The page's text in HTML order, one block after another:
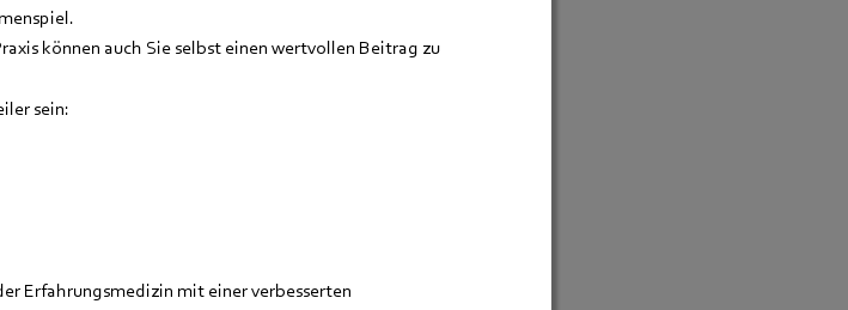
können auch Sie selbst einen wertvollen Beitrag zu
sein:
Erfahrungsmedizin mit einer verbesserten